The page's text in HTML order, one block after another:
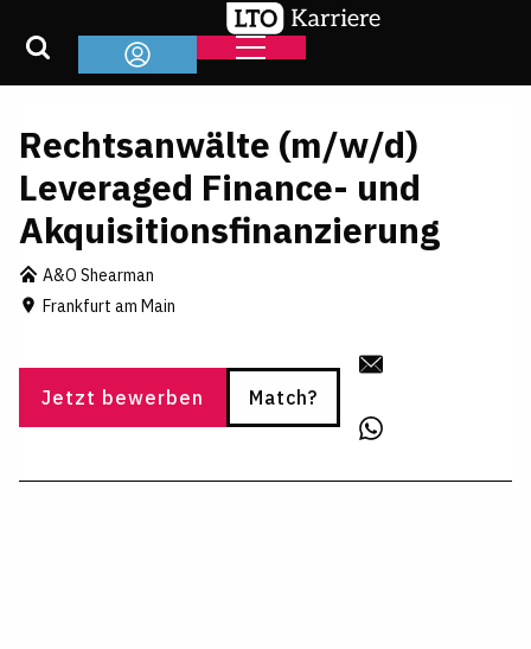
Rechtsanwälte (m/w/d)
Leveraged Finance- und
Akquisitionsfinanzierung
A&O Shearman
Frankfurt am Main
Jetzt bewerben Match?